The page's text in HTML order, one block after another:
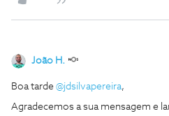
João H.
Boa tarde ​ @jdsilvapereira,
Agradecemos a sua mensagem e